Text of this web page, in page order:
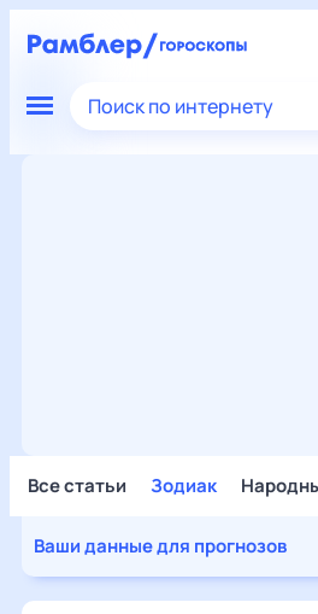
Поиск по интернету
Все статьи Зодиак
Ваши данные для прогнозов